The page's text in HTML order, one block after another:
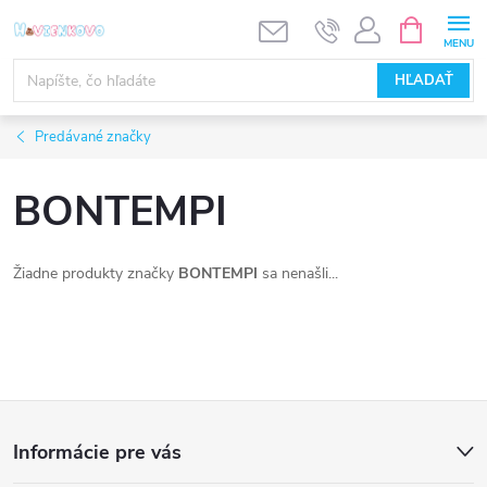
na
obsah
HĽADAŤ
KOŠÍK
Predávané značky
BONTEMPI
Žiadne produkty značky BONTEMPI sa nenašli...
Informácie pre vás